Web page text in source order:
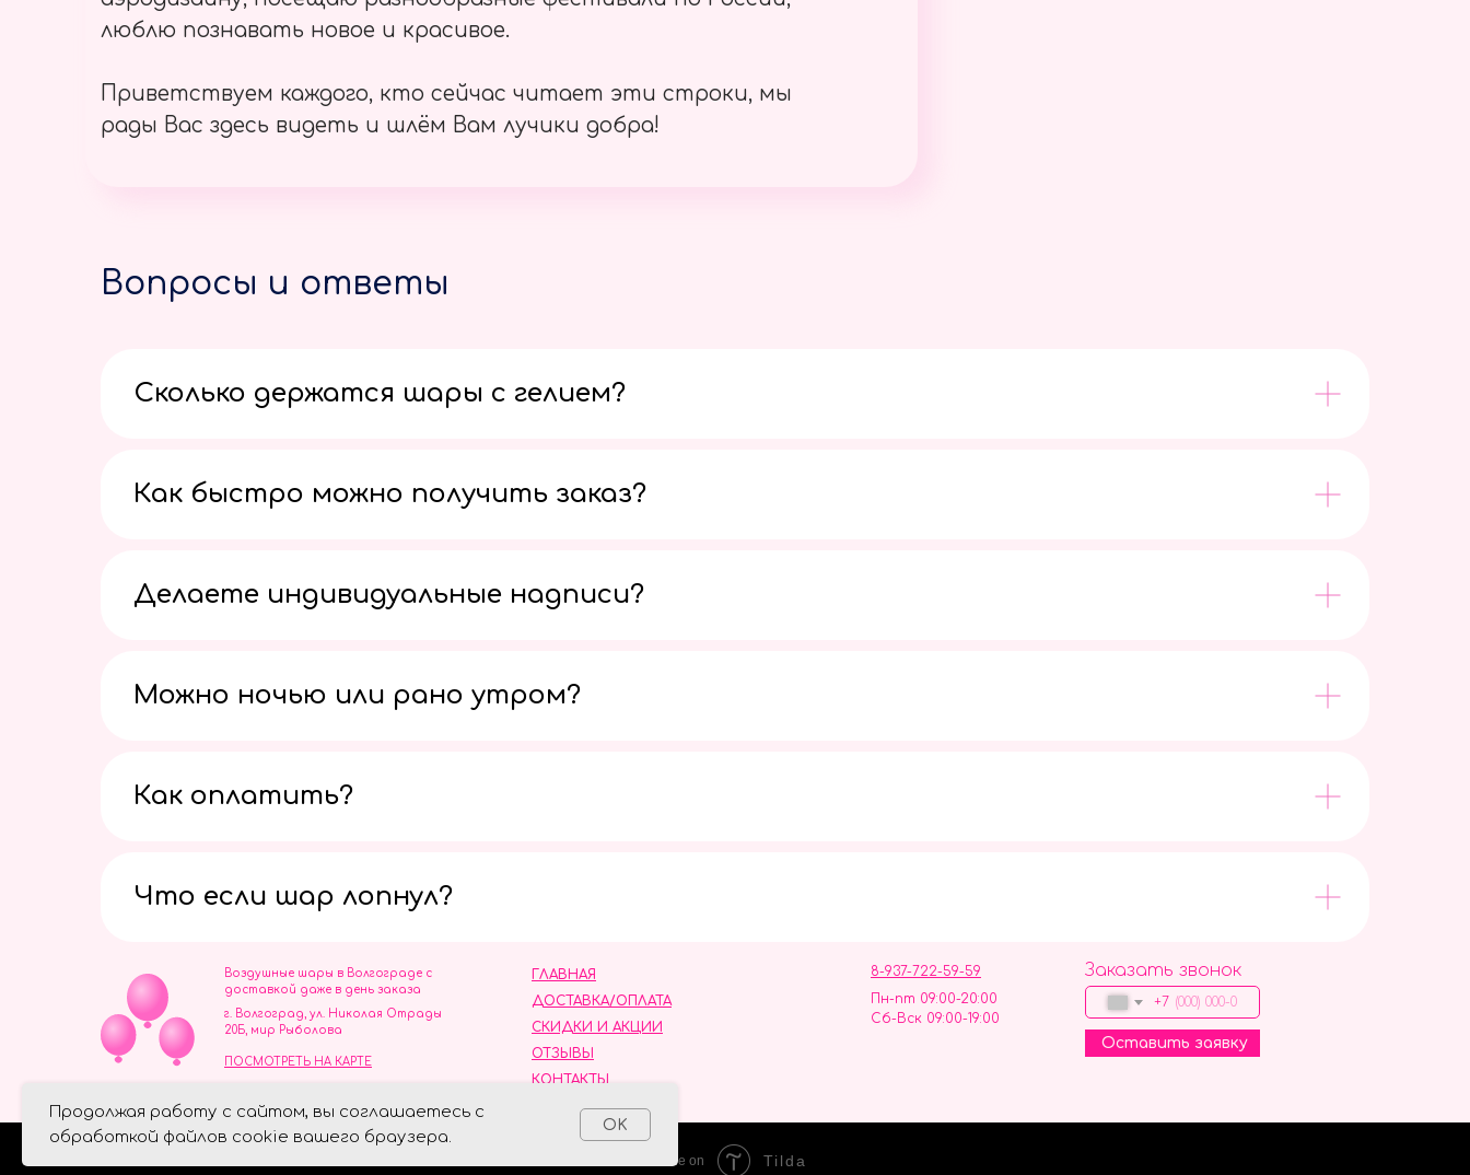
Продолжая работу с сайтом, вы соглашаетесь с
обработкой файлов cookie вашего браузера.
OK
люблю познавать новое и красивое.
Приветствуем каждого, кто сейчас читает эти строки, мы
рады Вас здесь видеть и шлём Вам лучики добра!
Вопросы и ответы
Сколько держатся шары с гелием?
Как быстро можно получить заказ?
Делаете индивидуальные надписи?
Можно ночью или рано утром?
Как оплатить?
Что если шар лопнул?
ОТЗЫВЫ
ГЛАВНАЯ
ДОСТАВКА/ОПЛАТА
СКИДКИ И АКЦИИ
КОНТАКТЫ
8-937-722-59-59
Пн-пт 09:00-20:00
Сб-Вск 09:00-19:00
Воздушные шары в Волгограде с
доставкой даже в день заказа
Заказать звонок
+7
Оставить заявку
г. Волгоград, ул. Николая Отрады
20Б, мир Рыболова
ПОСМОТРЕТЬ НА КАРТЕ
ИНН 344110093739
Политика обработки персональных данных
Made on Tilda